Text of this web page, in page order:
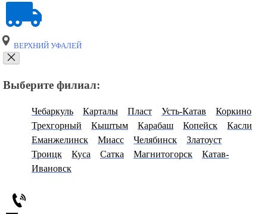
ВЕРХНИЙ УФАЛЕЙ
Выберите филиал:
Чебаркуль Карталы Пласт Усть-Катав
Коркино
Трехгорный
Кыштым Карабаш Копейск
Касли
Еманжелинск
Миасс Челябинск
Златоуст
Троицк
Куса Сатка Магнитогорск
Катав-
Ивановск